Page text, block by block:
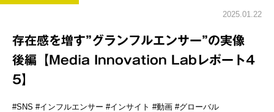
2025.01.22
存在感を増す”グランフルエンサー”の実像
後編【Media Innovation Labレポート4
5】
#SNS #インフルエンサー #インサイト #動画 #グローバル